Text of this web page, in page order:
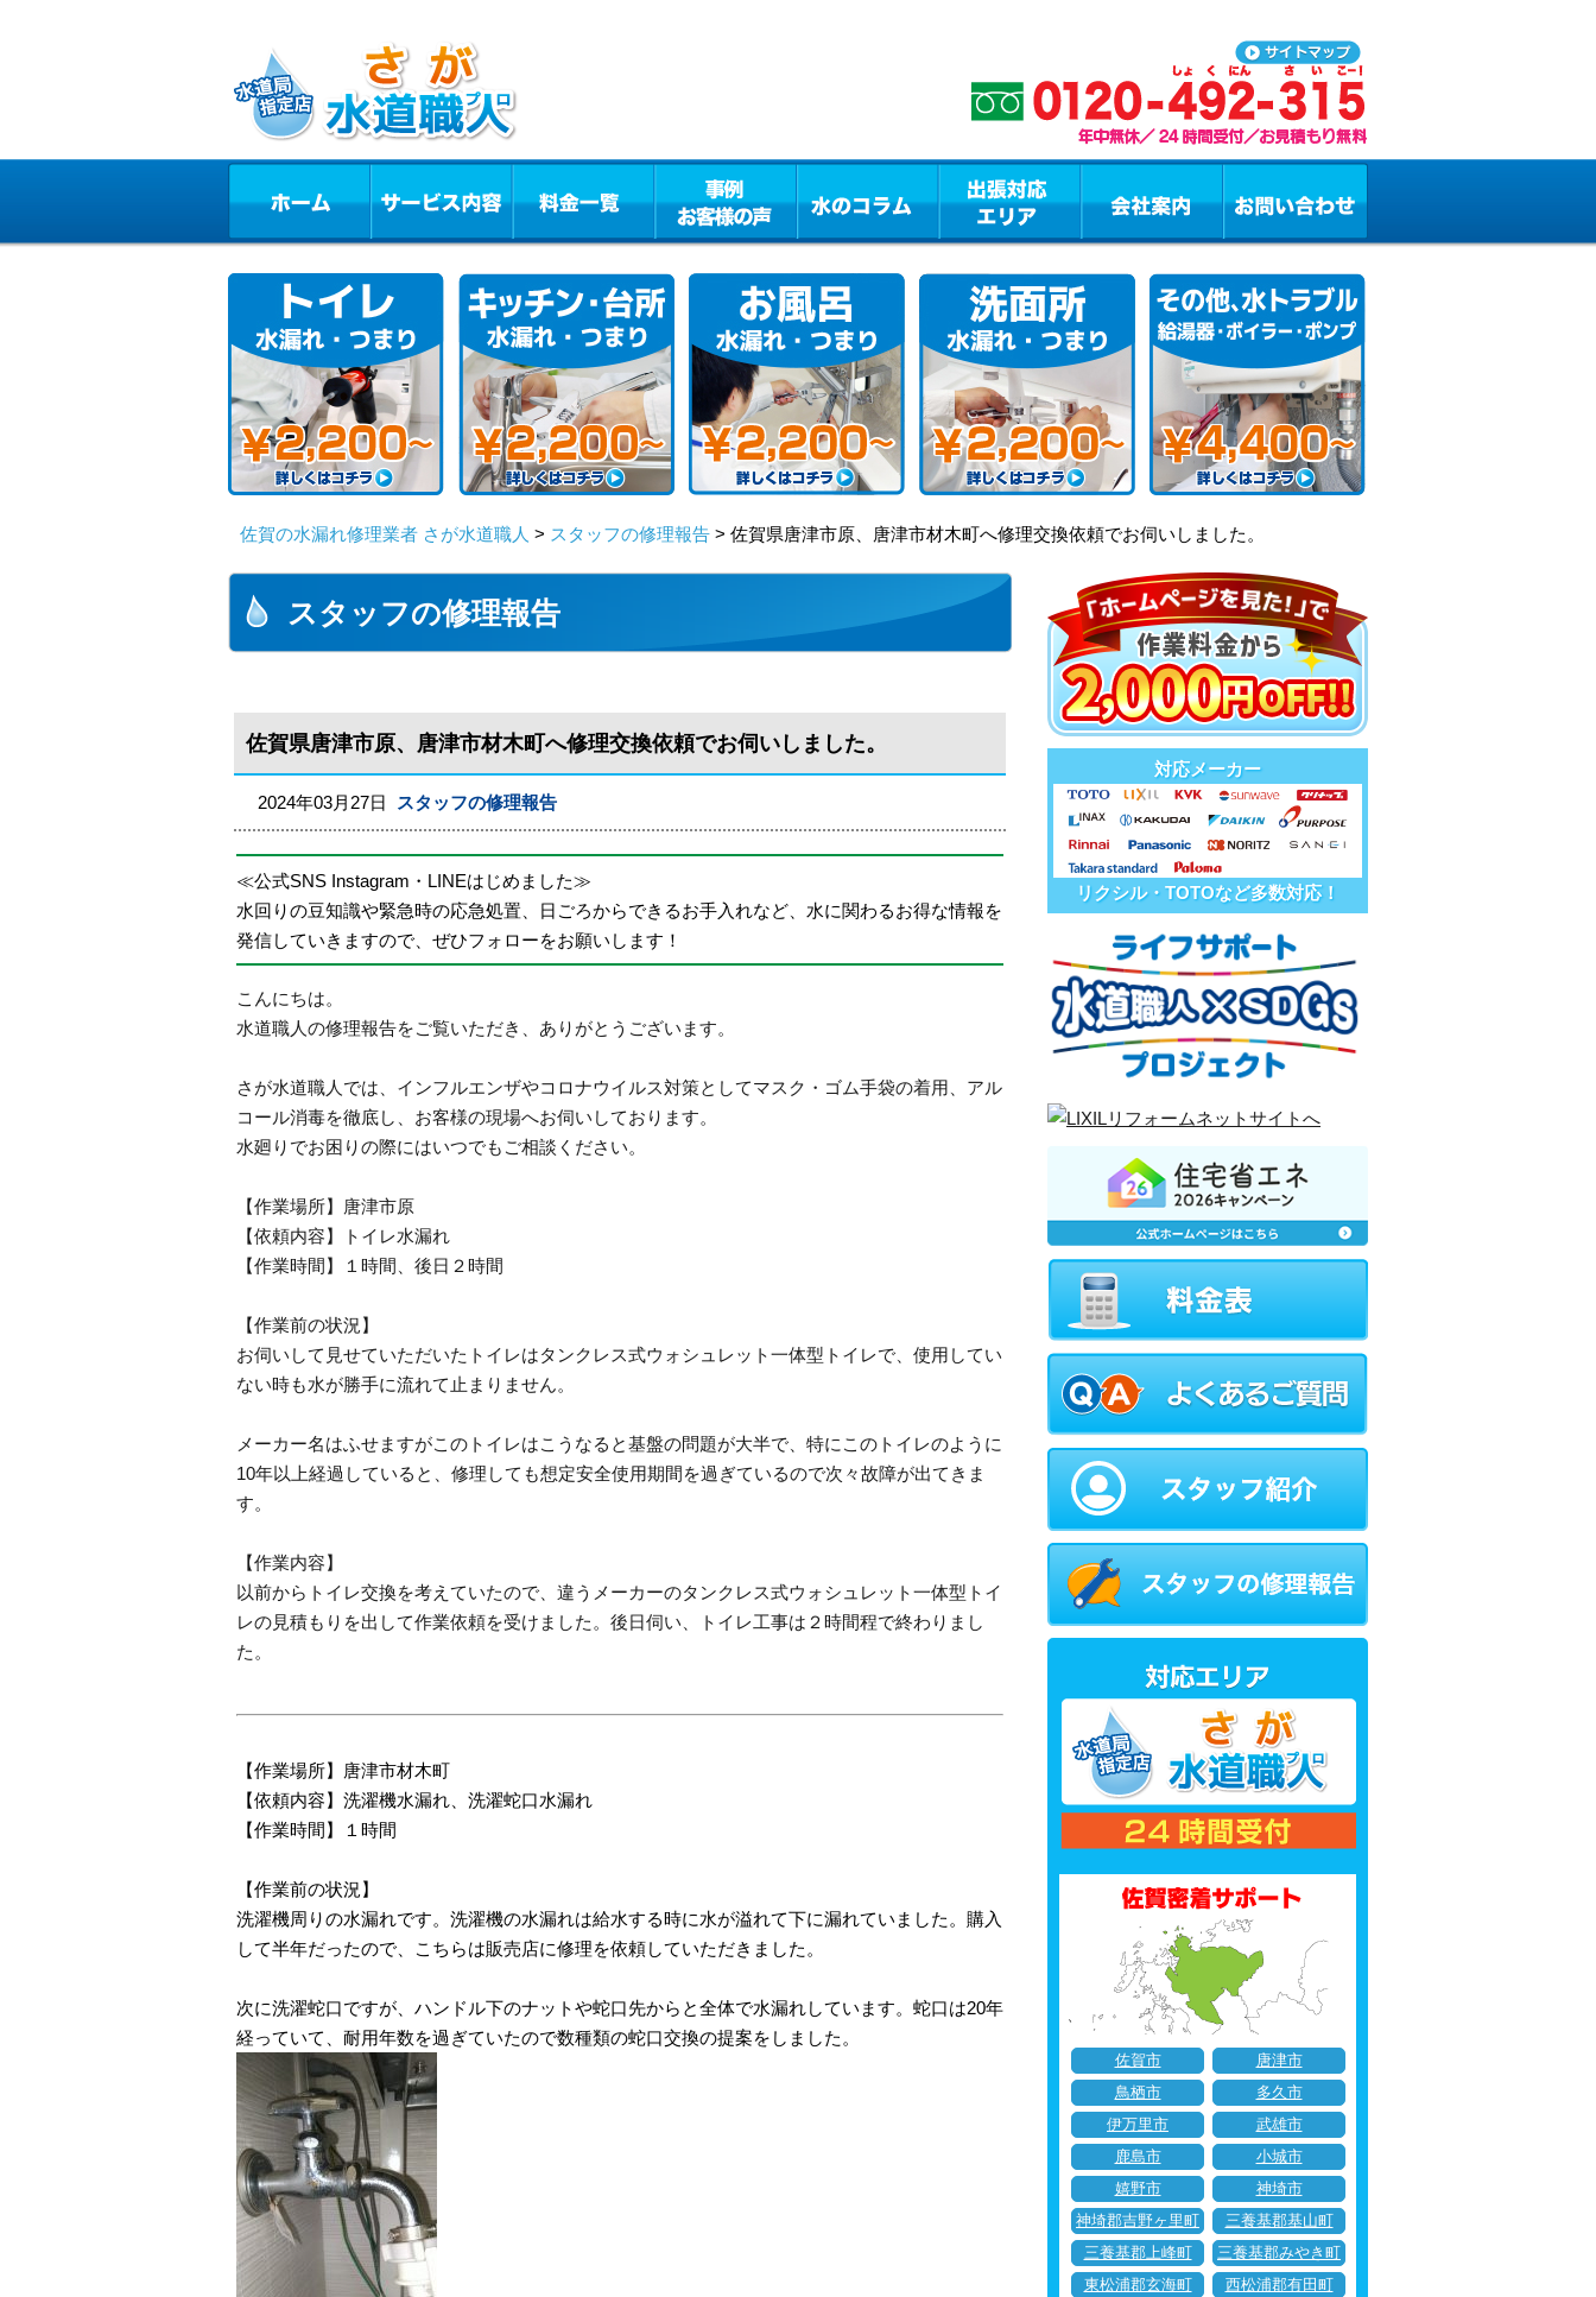
佐賀の水漏れ修理業者 さが水道職人 > スタッフの修理報告 > 佐賀県唐津市原、唐津市材木町へ修理交換依頼でお伺いしました。
スタッフの修理報告
佐賀県唐津市原、唐津市材木町へ修理交換依頼でお伺いしました。
2024年03月27日 スタッフの修理報告
≪公式SNS Instagram・LINEはじめました≫
水回りの豆知識や緊急時の応急処置、日ごろからできるお手入れなど、水に関わるお得な情報を
発信していきますので、ぜひフォローをお願いします！
こんにちは。
水道職人の修理報告をご覧いただき、ありがとうございます。
さが水道職人では、インフルエンザやコロナウイルス対策としてマスク・ゴム手袋の着用、アル
コール消毒を徹底し、お客様の現場へお伺いしております。
水廻りでお困りの際にはいつでもご相談ください。
【作業場所】唐津市原
【依頼内容】トイレ水漏れ
【作業時間】１時間、後日２時間
【作業前の状況】
お伺いして見せていただいたトイレはタンクレス式ウォシュレット一体型トイレで、使用してい
ない時も水が勝手に流れて止まりません。
メーカー名はふせますがこのトイレはこうなると基盤の問題が大半で、特にこのトイレのように
10年以上経過していると、修理しても想定安全使用期間を過ぎているので次々故障が出てきま
す。
【作業内容】
以前からトイレ交換を考えていたので、違うメーカーのタンクレス式ウォシュレット一体型トイ
レの見積もりを出して作業依頼を受けました。後日伺い、トイレ工事は２時間程で終わりまし
た。
【作業場所】唐津市材木町
【依頼内容】洗濯機水漏れ、洗濯蛇口水漏れ
【作業時間】１時間
【作業前の状況】
洗濯機周りの水漏れです。洗濯機の水漏れは給水する時に水が溢れて下に漏れていました。購入
して半年だったので、こちらは販売店に修理を依頼していただきました。
次に洗濯蛇口ですが、ハンドル下のナットや蛇口先からと全体で水漏れしています。蛇口は20年
経っていて、耐用年数を過ぎていたので数種類の蛇口交換の提案をしました。
対応メーカー
リクシル・TOTOなど多数対応！
佐賀市
唐津市
鳥栖市
多久市
伊万里市
武雄市
鹿島市
小城市
嬉野市
神埼市
神埼郡吉野ヶ里町
三養基郡基山町
三養基郡上峰町
三養基郡みやき町
東松浦郡玄海町
西松浦郡有田町